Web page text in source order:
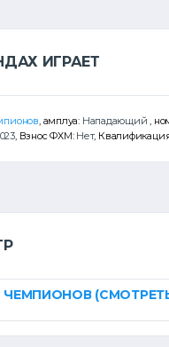
ИГРАЕТ
, амплуа: Нападающий ,
, Взнос ФХМ: Нет,